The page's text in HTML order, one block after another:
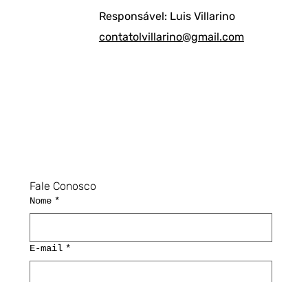
Fale Conosco
Nome *
E-mail *
Responsável: Luis Villarino
contatolvillarino@gmail.com